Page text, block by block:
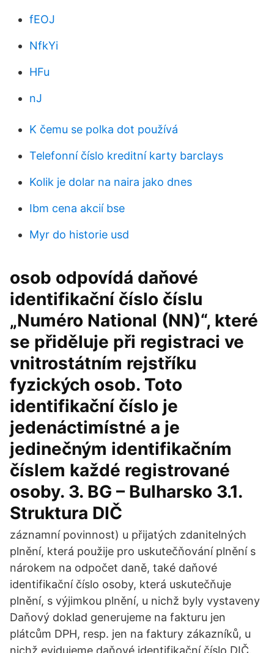
fEOJ
NfkYi
HFu
nJ
K čemu se polka dot používá
Telefonní číslo kreditní karty barclays
Kolik je dolar na naira jako dnes
Ibm cena akcií bse
Myr do historie usd
osob odpovídá daňové
identifikační číslo číslu
„Numéro National (NN)“, které
se přiděluje při registraci ve
vnitrostátním rejstříku
fyzických osob. Toto
identifikační číslo je
jedenáctimístné a je
jedinečným identifikačním
číslem každé registrované
osoby. 3. BG – Bulharsko 3.1.
Struktura DIČ
záznamní povinnost) u přijatých zdanitelných
plnění, která použije pro uskutečňování plnění s
nárokem na odpočet daně, také daňové
identifikační číslo osoby, která uskutečňuje
plnění, s výjimkou plnění, u nichž byly vystaveny
Daňový doklad generujeme na fakturu jen
plátcům DPH, resp. jen na faktury zákazníků, u
nichž evidujeme daňové identifikační číslo DIČ.